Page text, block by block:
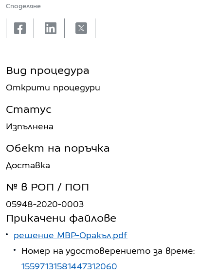
Споделяне
facebooklinkedinX
Вид процедура
Открити процедури
Статус
Изпълнена
Обект на поръчка
Доставка
№ в РОП / ПОП
05948-2020-0003
Прикачени файлове
решение МВР-Оракъл.pdf
Номер на удостоверението за време:
15597131581447312060